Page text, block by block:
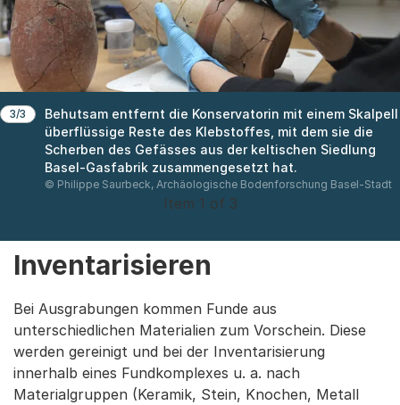
3/3
Behutsam entfernt die Konservatorin mit einem Skalpell
überflüssige Reste des Klebstoffes, mit dem sie die
Scherben des Gefässes aus der keltischen Siedlung
Basel-Gasfabrik zusammengesetzt hat.
© Philippe Saurbeck, Archäologische Bodenforschung Basel-Stadt
Item 1 of 3
Inventarisieren
Bei Ausgrabungen kommen Funde aus
unterschiedlichen Materialien zum Vorschein. Diese
werden gereinigt und bei der Inventarisierung
innerhalb eines Fundkomplexes u. a. nach
Materialgruppen (Keramik, Stein, Knochen, Metall